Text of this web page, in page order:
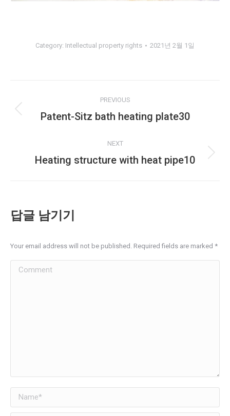
Category: Intellectual property rights 2021년 2월 1일
navigation
PREVIOUS
Previous
Patent-Sitz bath heating plate30
NEXT
Next
Heating structure with heat pipe10
답글 남기기
Your email address will not be published. Required fields are marked *
Comment
Name *